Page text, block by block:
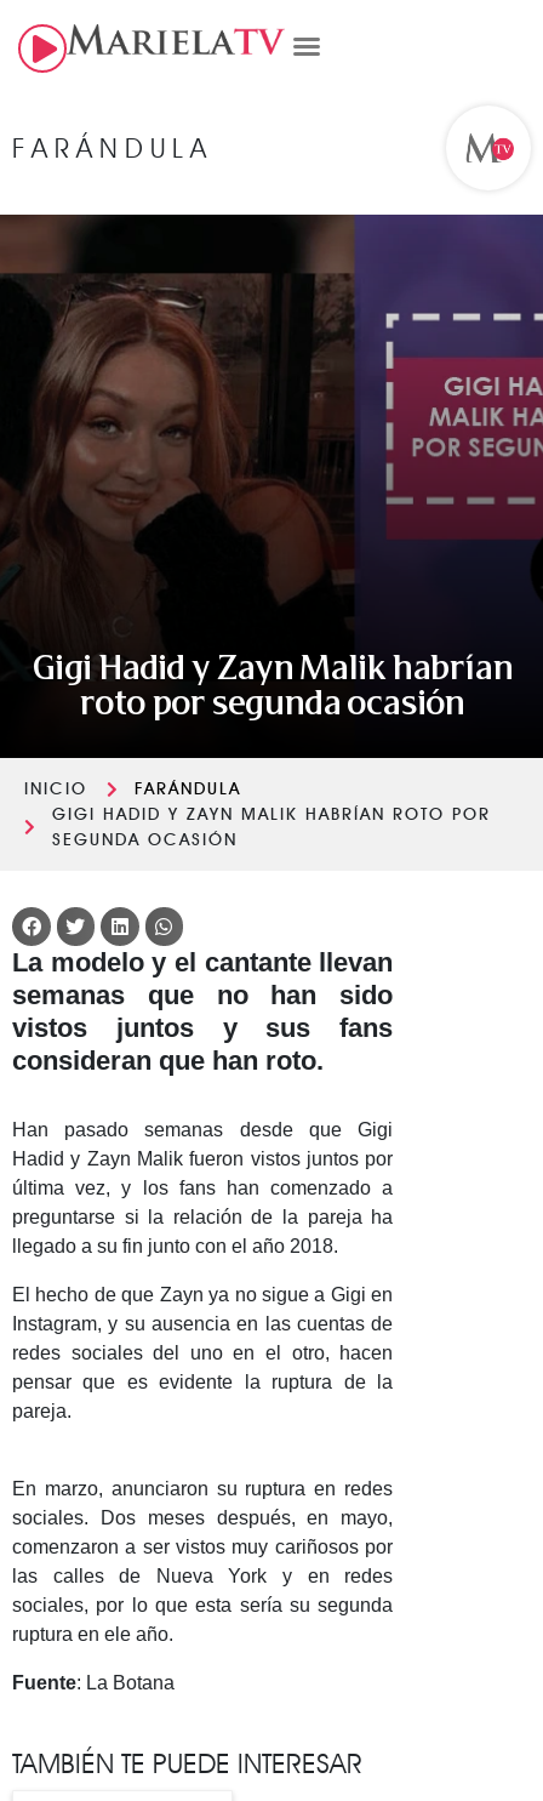
FARÁNDULA
Gigi Hadid y Zayn Malik habrían
roto por segunda ocasión
INICIO
FARÁNDULA
GIGI HADID Y ZAYN MALIK HABRÍAN ROTO POR
SEGUNDA OCASIÓN
La modelo y el cantante llevan
semanas que no han sido
vistos juntos y sus fans
consideran que han roto.
Han pasado semanas desde que Gigi
Hadid y Zayn Malik fueron vistos juntos por
última vez, y los fans han comenzado a
preguntarse si la relación de la pareja ha
llegado a su fin junto con el año 2018.
El hecho de que Zayn ya no sigue a Gigi en
Instagram, y su ausencia en las cuentas de
redes sociales del uno en el otro, hacen
pensar que es evidente la ruptura de la
pareja.
En marzo, anunciaron su ruptura en redes
sociales. Dos meses después, en mayo,
comenzaron a ser vistos muy cariñosos por
las calles de Nueva York y en redes
sociales, por lo que esta sería su segunda
ruptura en ele año.
Fuente: La Botana
TAMBIÉN TE PUEDE INTERESAR